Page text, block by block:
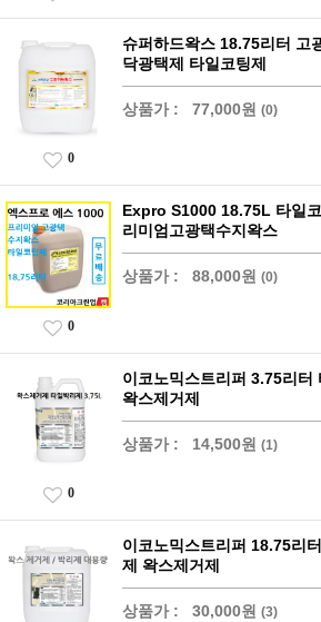
슈퍼하드왁스 18.75리터 고
닥광택제 타일코팅제
상품가 : 77,000원 (0)
0
Expro S1000 18.75L 타일
리미엄고광택수지왁스
상품가 : 88,000원 (0)
0
이코노믹스트리퍼 3.75리터
왁스제거제
상품가 : 14,500원 (1)
0
이코노믹스트리퍼 18.75리
제 왁스제거제
상품가 : 30,000원 (3)